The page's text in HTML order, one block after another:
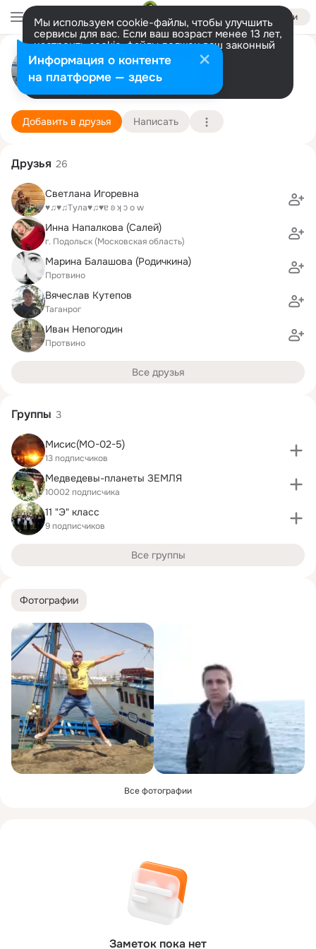
Войти
Мы используем cookie-файлы, чтобы улучшить
сервисы для вас. Если ваш возраст менее 13 лет,
настроить cookie-файлы должен ваш законный
представитель. Больше информации
Разрешить все Настроить
Паша Медведев
Москва 21 июля (43 года)
Подробнее
Добавить в друзья Написать
Фотографии
Все фотографии
Заметок пока нет
Друзья 26
Светлана Игоревна
♥♫♥♫Тула♥♫♥ɐ ʚ ʞ ɔ о w
Инна Напалкова (Салей)
г. Подольск (Московская область)
Марина Балашова (Родичкина)
Протвино
Вячеслав Кутепов
Таганрог
Иван Непогодин
Протвино
Все друзья
Группы 3
Мисис(МО-02-5)
13 подписчиков
Медведевы-планеты ЗЕМЛЯ
10002 подписчика
11 "Э" класс
9 подписчиков
Все группы
Информация о контенте
на платформе — здесь